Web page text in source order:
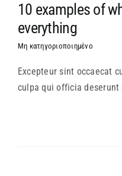
10 examples of
everything
Μη κατηγοριοποιημένο
Excepteur sint occaecat
culpa qui officia